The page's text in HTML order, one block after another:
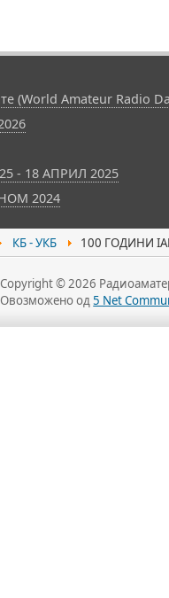
(World Amateur Radio
- 18 АПРИЛ 2025
2024
КБ - УКБ 100 ГОДИНИ
Copyright © 2026
Овозможено од5 Net